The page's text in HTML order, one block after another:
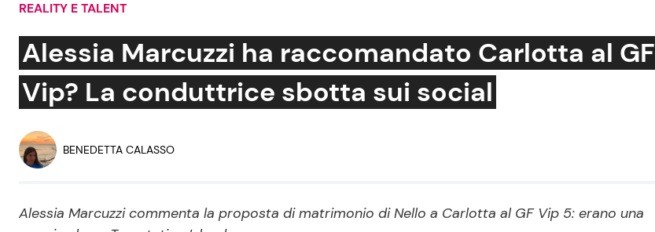
Social News
News dal mondo
Benessere
Mondo Mamma
Cucina e Ricette
Le Ricette in TV
REALITY E TALENT
Alessia Marcuzzi ha raccomandato Carlotta al GF
Vip? La conduttrice sbotta sui social
BENEDETTA CALASSO
Alessia Marcuzzi commenta la proposta di matrimonio di Nello a Carlotta al GF Vip 5: erano una